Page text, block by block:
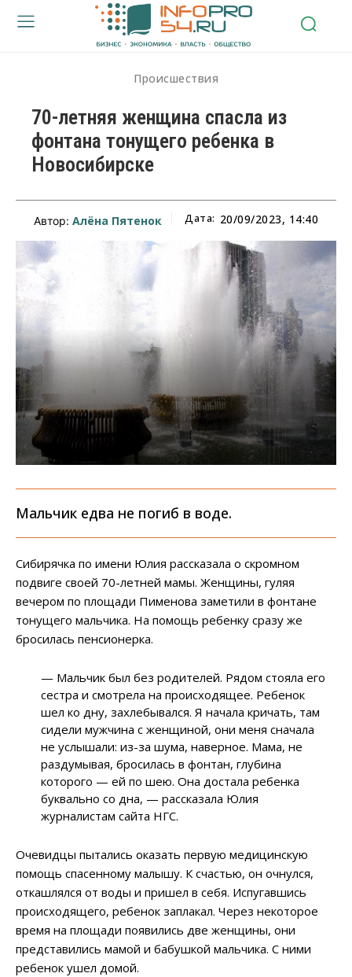
Происшествия
70-летняя женщина спасла из
фонтана тонущего ребенка в
Новосибирске
Автор: Алёна Пятенок Дата: 20/09/2023, 14:40
Мальчик едва не погиб в воде.
Сибирячка по имени Юлия рассказала о скромном
подвиге своей 70-летней мамы. Женщины, гуляя
вечером по площади Пименова заметили в фонтане
тонущего мальчика. На помощь ребенку сразу же
бросилась пенсионерка.
— Мальчик был без родителей. Рядом стояла его
сестра и смотрела на происходящее. Ребенок
шел ко дну, захлебывался. Я начала кричать, там
сидели мужчина с женщиной, они меня сначала
не услышали: из-за шума, наверное. Мама, не
раздумывая, бросилась в фонтан, глубина
которого — ей по шею. Она достала ребенка
буквально со дна, — рассказала Юлия
журналистам сайта НГС.
Очевидцы пытались оказать первую медицинскую
помощь спасенному малышу. К счастью, он очнулся,
откашлялся от воды и пришел в себя. Испугавшись
происходящего, ребенок заплакал. Через некоторое
время на площади появились две женщины, они
представились мамой и бабушкой мальчика. С ними
ребенок ушел домой.